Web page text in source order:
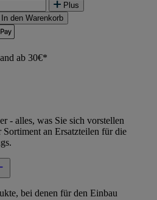
Plus
In den Warenkorb
ab 30€*
- alles, was Sie sich vorstellen
an Ersatzteilen für die
bei denen für den Einbau